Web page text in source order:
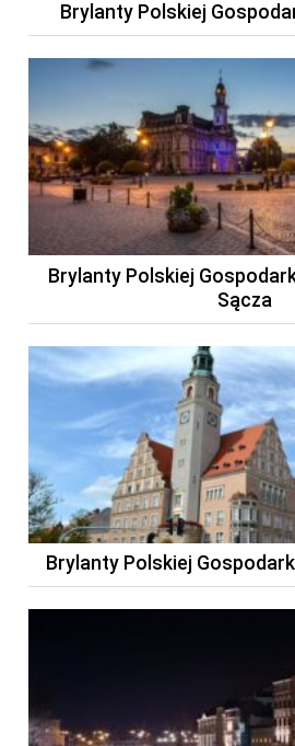
Brylanty Polskiej
Brylanty Polskiej
Sącza
Brylanty Polskiej